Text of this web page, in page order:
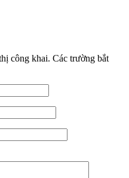
công khai. Các trường bắt